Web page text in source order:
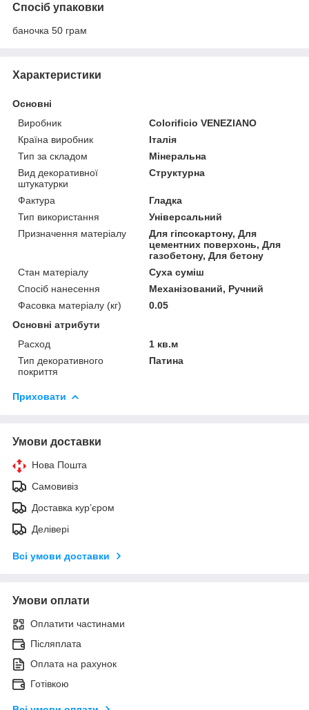
Спосіб упаковки
баночка 50 грам
Характеристики
Основні
Виробник
Colorificio VENEZIANO
Країна виробник
Італія
Тип за складом
Мінеральна
Вид декоративної
штукатурки
Структурна
Фактура
Гладка
Тип використання
Універсальний
Призначення матеріалу
Для гіпсокартону, Для
цементних поверхонь, Для
газобетону, Для бетону
Стан матеріалу
Суха суміш
Спосіб нанесення
Механізований, Ручний
Фасовка матеріалу (кг)
0.05
Основні атрибути
Расход
1 кв.м
Тип декоративного
покриття
Патина
Приховати
Умови доставки
Нова Пошта
Самовивіз
Доставка кур’єром
Делівері
Всі умови доставки
Умови оплати
Оплатити частинами
Післяплата
Оплата на рахунок
Готівкою